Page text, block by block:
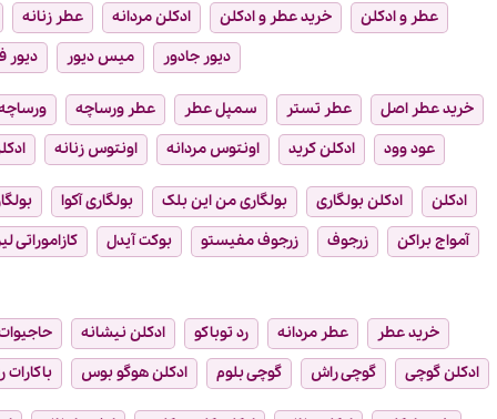
عطر و ادکلن خرید عطر و ادکلن ادکلن مردانه عطر زنانه
دیور جادور
میس دیور دیور
خرید عطر اصل عطر تستر سمپل عطر عطر ورساچه
عود وود
ادکلن کرید اونتوس مردانه اونتوس زنانه
ادکلن ادکلن بولگاری بولگاری من این بلک بولگاری آکوا
آمواج براکن
زرجوف زرجوف مفیستو بوکت آیدل کازاموراتی
خرید عطر عطر مردانه رد توباکو ادکلن نیشانه
ادکلن گوچی
گوچی راش گوچی بلوم ادکلن هوگو بوس باکارات